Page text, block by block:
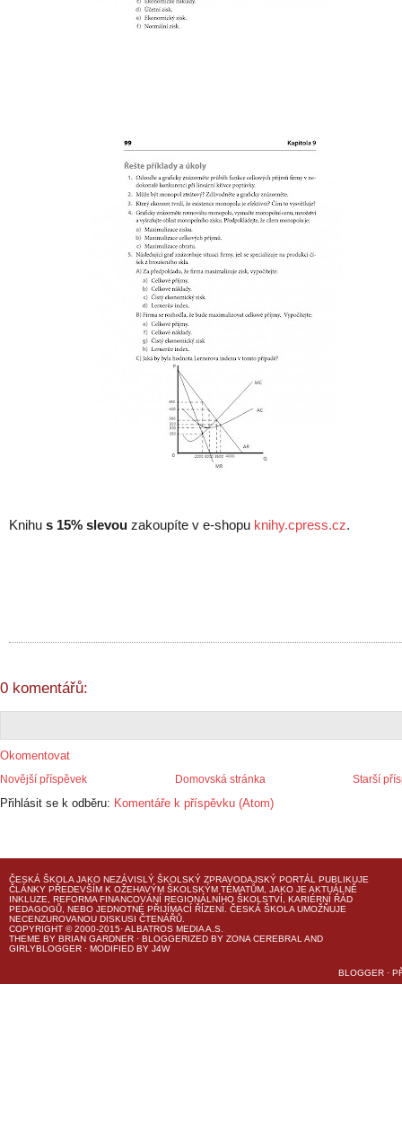
Knihu s 15% slevou zakoupíte v e-shopu knihy.cpress.cz.
0 komentářů:
Okomentovat
Novější příspěvek Starší
Domovská stránka
Přihlásit se k odběru: Komentáře k příspěvku (Atom)
ČESKÁ ŠKOLA JAKO NEZÁVISLÝ ŠKOLSKÝ ZPRAVODAJSKÝ PORTÁL PUBLIKUJE
ČLÁNKY PŘEDEVŠÍM K OŽEHAVÝM ŠKOLSKÝM TÉMATŮM, JAKO JE AKTUÁLNĚ
INKLUZE, REFORMA FINANCOVÁNÍ REGIONÁLNÍHO ŠKOLSTVÍ, KARIÉRNÍ ŘÁD
PEDAGOGŮ, NEBO JEDNOTNÉ PŘIJÍMACÍ ŘÍZENÍ. ČESKÁ ŠKOLA UMOŽŇUJE
NECENZUROVANOU DISKUSI ČTENÁŘŮ.
COPYRIGHT © 2000-2015· ALBATROS MEDIA A.S.
THEME BY BRIAN GARDNER · BLOGGERIZED BY ZONA CEREBRAL AND
GIRLYBLOGGER · MODIFIED BY J4W
BLOGGER ·